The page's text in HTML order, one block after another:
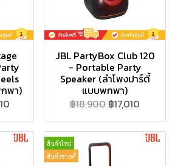
พา)
JBL PartyBox Club 120
- Portable Party
Speaker (ลำโพงปาร์ตี้
แบบพกพา)
฿18,900 ฿17,010
สินค้าใหม่
สินค้าขายดี